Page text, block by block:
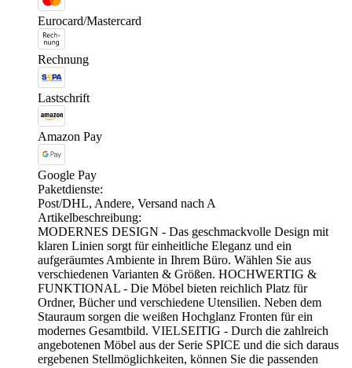
Eurocard/Mastercard
Rechnung
Lastschrift
Amazon Pay
Google Pay
Paketdienste:
Post/DHL, Andere, Versand nach A
Artikelbeschreibung:
MODERNES DESIGN - Das geschmackvolle Design mit
klaren Linien sorgt für einheitliche Eleganz und ein
aufgeräumtes Ambiente in Ihrem Büro. Wählen Sie aus
verschiedenen Varianten & Größen. HOCHWERTIG &
FUNKTIONAL - Die Möbel bieten reichlich Platz für
Ordner, Bücher und verschiedene Utensilien. Neben dem
Stauraum sorgen die weißen Hochglanz Fronten für ein
modernes Gesamtbild. VIELSEITIG - Durch die zahlreich
angebotenen Möbel aus der Serie SPICE und die sich daraus
ergebenen Stellmöglichkeiten, können Sie die passenden